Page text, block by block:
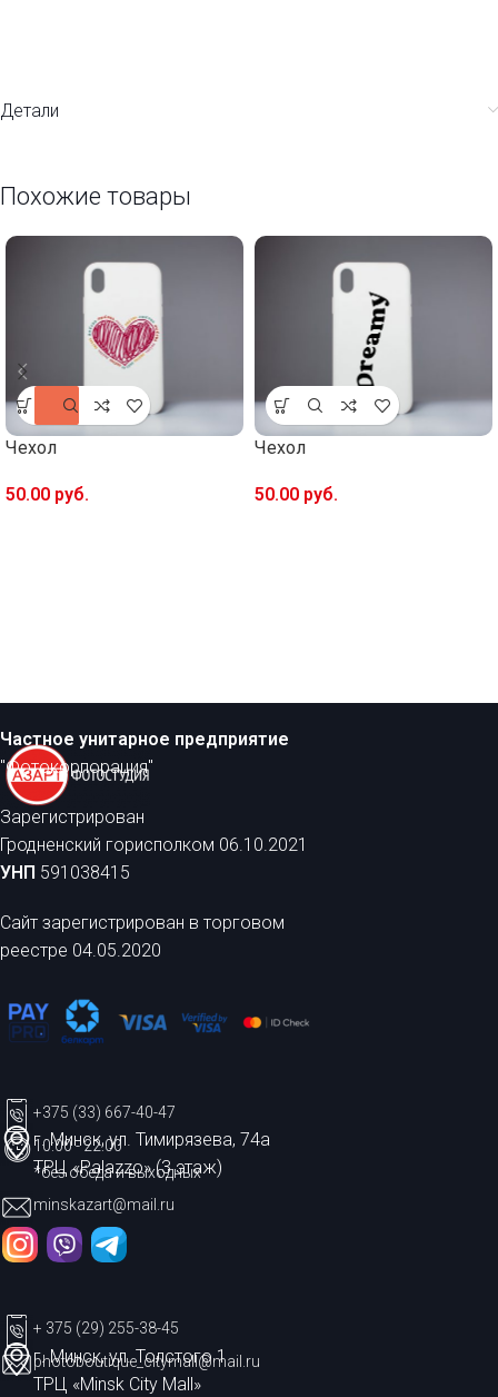
Детали
Похожие товары
Чехол
50.00 руб.
Чехол
50.00 руб.
Частное унитарное предприятие
"Фотокорпорация"
Зарегистрирован
Гродненский горисполком 06.10.2021
УНП 591038415
Сайт зарегистрирован в торговом
реестре 04.05.2020
г. Минск, ул. Тимирязева, 74а
ТРЦ «Palazzo» (3 этаж)
+375 (33) 667-40-47
10:00 - 22:00
*без обеда и выходных
minskazart@mail.ru
г. Минск, ул. Толстого 1
ТРЦ «Minsk City Mall»
+ 375 (29) 255-38-45
photoboutique_citymall@mail.ru